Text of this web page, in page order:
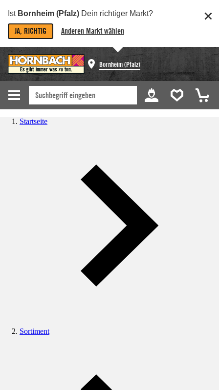
Ist Bornheim (Pfalz) Dein richtiger Markt?
JA, RICHTIG Anderen Markt wählen
Bornheim (Pfalz)
Startseite
Sortiment